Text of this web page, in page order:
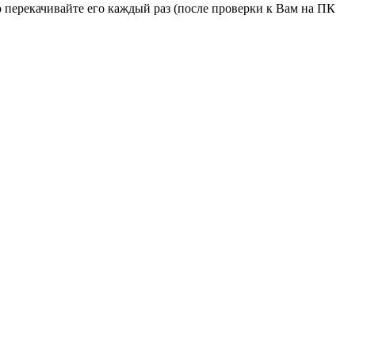
перекачивайте его каждый раз (после проверки к Вам на ПК